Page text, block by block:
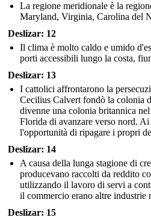
La regione meridionale è la
Maryland, Virginia, Carolina del
Deslizar: 12
Il clima è molto caldo e umido
porti accessibili lungo la costa,
Deslizar: 13
I cattolici affrontarono la
Cecilius Calvert fondò la colonia
divenne una colonia britannica
Florida di avanzare verso nord.
l'opportunità di ripagare i propri
Deslizar: 14
A causa della lunga stagione di
producevano raccolti da reddito
utilizzando il lavoro di servi a
il commercio erano altre industrie
Deslizar: 15